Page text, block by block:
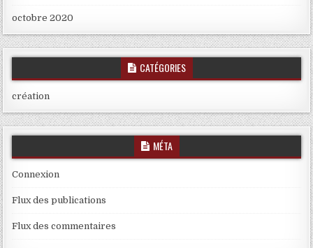
octobre 2020
CATÉGORIES
création
MÉTA
Connexion
Flux des publications
Flux des commentaires